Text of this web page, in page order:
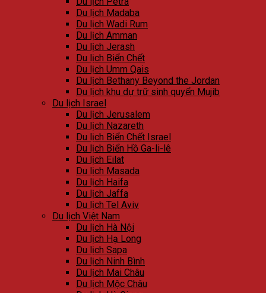
Du lịch Madaba
Du lịch Wadi Rum
Du lịch Amman
Du lịch Jerash
Du lịch Biển Chết
Du lịch Umm Qais
Du lịch Bethany Beyond the Jordan
Du lịch khu dự trữ sinh quyển Mujib
Du lịch Israel
Du lịch Jerusalem
Du lịch Nazareth
Du lịch Biển Chết Israel
Du lịch Biển Hồ Ga-li-lê
Du lịch Eilat
Du lịch Masada
Du lịch Haifa
Du lịch Jaffa
Du lịch Tel Aviv
Du lịch Việt Nam
Du lịch Hà Nội
Du lịch Hạ Long
Du lịch Sapa
Du lịch Ninh Bình
Du lịch Mai Châu
Du lịch Mộc Châu